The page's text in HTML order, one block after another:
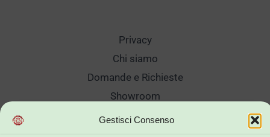
Gestisci Consenso
Privacy
Chi siamo
Domande e Richieste
Showroom
Spedizioni